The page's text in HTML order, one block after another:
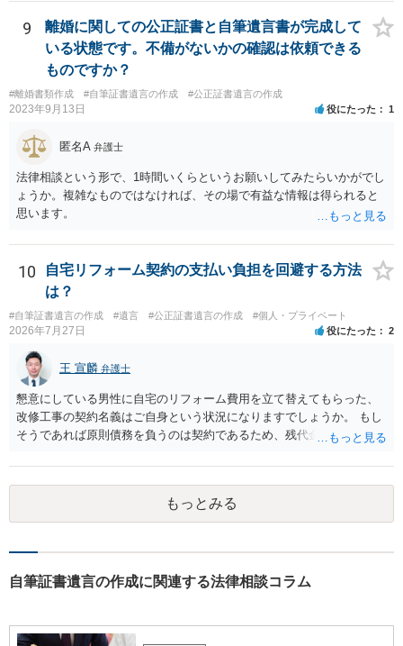
9
離婚に関しての公正証書と自筆遺言書が完成して
いる状態です。不備がないかの確認は依頼できる
ものですか？
#離婚書類作成 #自筆証書遺言の作成 #公正証書遺言の作成
2023年9月13日 役にたった 1
匿名A 弁護士
法律相談という形で、1時間いくらというお願いしてみたらいかがでし
ょうか。複雑なものではなければ、その場で有益な情報は得られると
思います。
10
自宅リフォーム契約の支払い負担を回避する方法
は？
#自筆証書遺言の作成 #遺言 #公正証書遺言の作成 #個人・プライベート
2026年7月27日 役にたった 2
王 宣麟 弁護士
懇意にしている男性に自宅のリフォーム費用を立て替えてもらった、
改修工事の契約名義はご自身という状況になりますでしょうか。 もし
そうであれば原則債務を負うのは契約であるため、残代金を捻出して
ます。 入籍した場合でも、原則契約者が単独で全ての債務を負うこと
には変わりがありません。 なかなか対応に難しい案件であり、公開の
場でアドバイスを行うのも限界があるように思われますので、資料等
を持参のうえ個別に弁護士に相談されることをお勧めします。
もっとみる
自筆証書遺言の作成に関連する法律相談コラム